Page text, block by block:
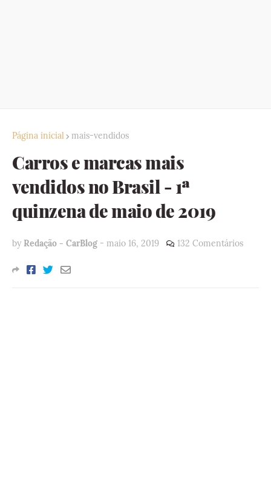
Página inicial mais-vendidos
Carros e marcas mais
vendidos no Brasil - 1ª
quinzena de maio de 2019
by Redação - CarBlog - maio 16, 2019 132 Comentários